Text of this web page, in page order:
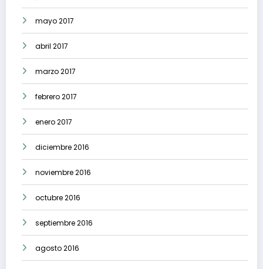
mayo 2017
abril 2017
marzo 2017
febrero 2017
enero 2017
diciembre 2016
noviembre 2016
octubre 2016
septiembre 2016
agosto 2016